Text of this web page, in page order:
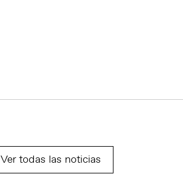
Ver todas las noticias